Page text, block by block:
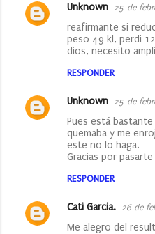
Unknown 25 de
reafirmante si
peso 49 kl, perdi
dios, necesito
RESPONDER
Unknown 25 de
Pues está
quemaba y me
este no lo haga.
Gracias por
RESPONDER
Cati Garcia. 26 de
Me alegro del